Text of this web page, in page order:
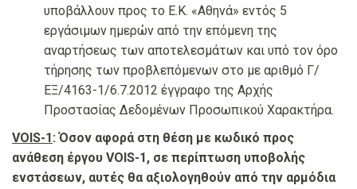
υποβάλλουν προς το Ε.Κ. «Αθηνά» εντός 5
εργάσιμων ημερών από την επόμενη της
αναρτήσεως των αποτελεσμάτων και υπό τον όρο
τήρησης των προβλεπόμενων στο με αριθμό Γ/
ΕΞ/4163-1/6.7.2012 έγγραφο της Αρχής
Προστασίας Δεδομένων Προσωπικού Χαρακτήρα.
VOIS-1 : Όσον αφορά στη θέση με κωδικό προς
ανάθεση έργου VOIS-1, σε περίπτωση υποβολής
ενστάσεων, αυτές θα αξιολογηθούν από την αρμόδια